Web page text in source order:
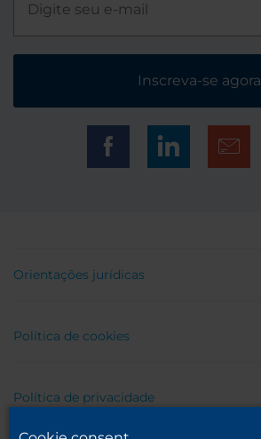
Inscreva-se agora
Orientações jurídicas
Política de cookies
Política de privacidade